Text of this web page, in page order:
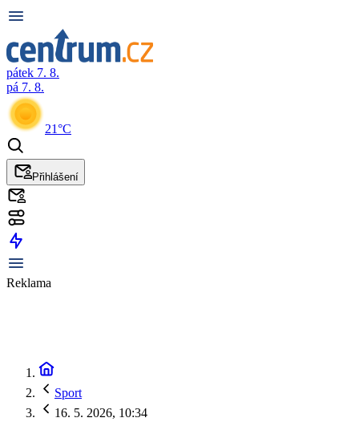
pátek 7. 8.
pá 7. 8.
21°C
Přihlášení
Reklama
Sport
16. 5. 2026, 10:34